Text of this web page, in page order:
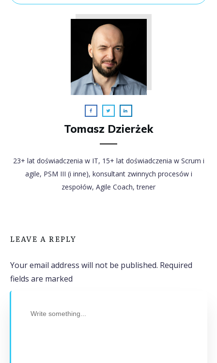
Tomasz Dzierżek
23+ lat doświadczenia w IT, 15+ lat doświadczenia w Scrum i
agile, PSM III (i inne), konsultant zwinnych procesów i
zespołów, Agile Coach, trener
LEAVE A REPLY
Your email address will not be published. Required
fields are marked